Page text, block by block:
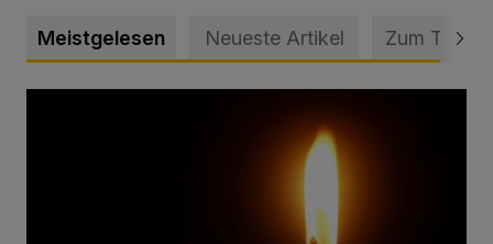
Meistgelesen Neueste Artikel Zum Thema